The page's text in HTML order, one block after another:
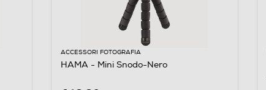
ACCESSORI FOTOGRAFIA
HAMA - Mini Snodo-Nero